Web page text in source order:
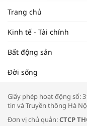
Trang chủ
Kinh tế - Tài chính
Bất động sản
Đời sống
Giấy phép hoạt động số:
tin và Truyền thông Hà
Đơn vị chủ quản:CTCP